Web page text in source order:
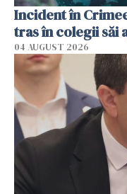
Incident în
tras în colegii săi
04 AUGUST 2026